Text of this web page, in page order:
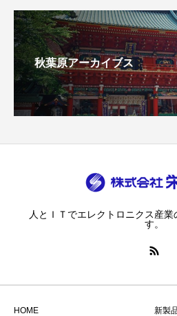
秋葉原アーカイブス
人とＩＴでエレクトロニクス産
す。
HOME 新製